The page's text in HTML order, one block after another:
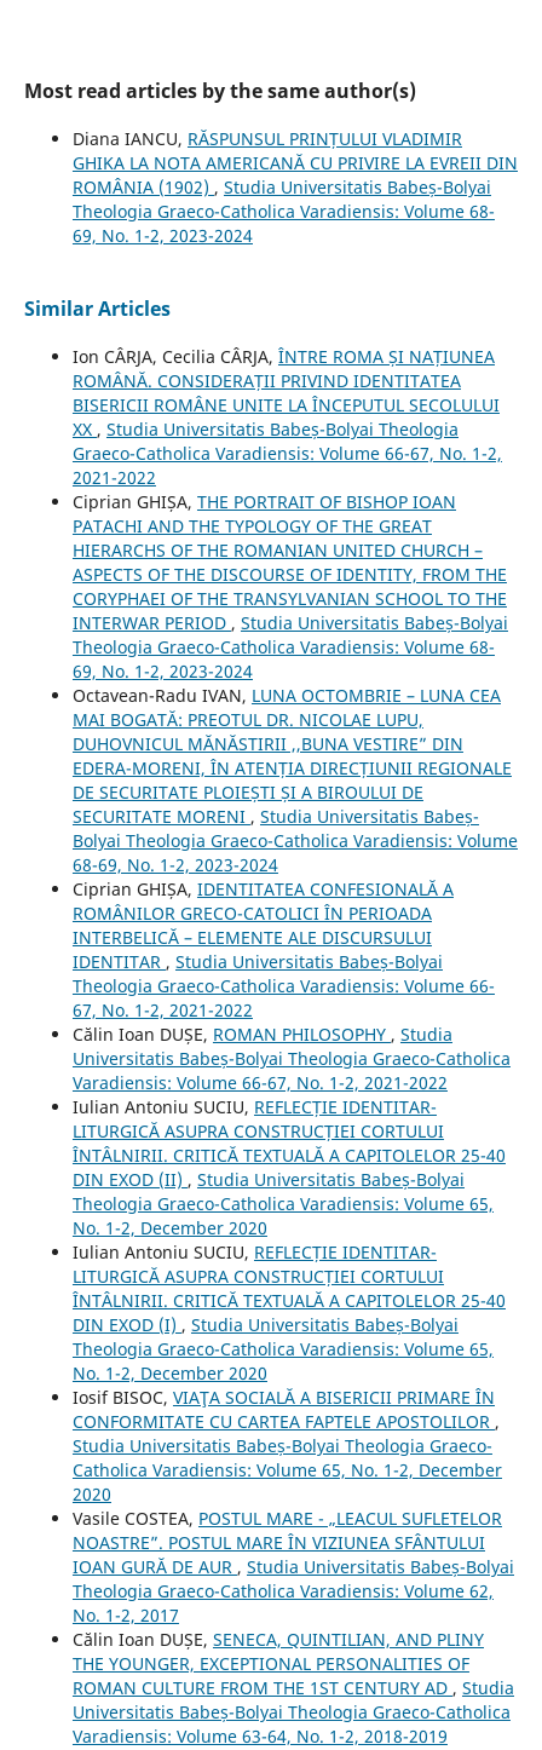
Most read articles by the same author(s)
Diana IANCU, RĂSPUNSUL PRINȚULUI VLADIMIR
GHIKA LA NOTA AMERICANĂ CU PRIVIRE LA EVREII DIN
ROMÂNIA (1902) , Studia Universitatis Babeș-Bolyai
Theologia Graeco-Catholica Varadiensis: Volume 68-
69, No. 1-2, 2023-2024
Similar Articles
Ion CÂRJA, Cecilia CÂRJA, ÎNTRE ROMA ȘI NAȚIUNEA
ROMÂNĂ. CONSIDERAȚII PRIVIND IDENTITATEA
BISERICII ROMÂNE UNITE LA ÎNCEPUTUL SECOLULUI
XX , Studia Universitatis Babeș-Bolyai Theologia
Graeco-Catholica Varadiensis: Volume 66-67, No. 1-2,
2021-2022
Ciprian GHIȘA, THE PORTRAIT OF BISHOP IOAN
PATACHI AND THE TYPOLOGY OF THE GREAT
HIERARCHS OF THE ROMANIAN UNITED CHURCH –
ASPECTS OF THE DISCOURSE OF IDENTITY, FROM THE
CORYPHAEI OF THE TRANSYLVANIAN SCHOOL TO THE
INTERWAR PERIOD , Studia Universitatis Babeș-Bolyai
Theologia Graeco-Catholica Varadiensis: Volume 68-
69, No. 1-2, 2023-2024
Octavean-Radu IVAN, LUNA OCTOMBRIE – LUNA CEA
MAI BOGATĂ: PREOTUL DR. NICOLAE LUPU,
DUHOVNICUL MĂNĂSTIRII ,,BUNA VESTIRE” DIN
EDERA-MORENI, ÎN ATENȚIA DIRECȚIUNII REGIONALE
DE SECURITATE PLOIEȘTI ȘI A BIROULUI DE
SECURITATE MORENI , Studia Universitatis Babeș-
Bolyai Theologia Graeco-Catholica Varadiensis: Volume
68-69, No. 1-2, 2023-2024
Ciprian GHIȘA, IDENTITATEA CONFESIONALĂ A
ROMÂNILOR GRECO-CATOLICI ÎN PERIOADA
INTERBELICĂ – ELEMENTE ALE DISCURSULUI
IDENTITAR , Studia Universitatis Babeș-Bolyai
Theologia Graeco-Catholica Varadiensis: Volume 66-
67, No. 1-2, 2021-2022
Călin Ioan DUȘE, ROMAN PHILOSOPHY , Studia
Universitatis Babeș-Bolyai Theologia Graeco-Catholica
Varadiensis: Volume 66-67, No. 1-2, 2021-2022
Iulian Antoniu SUCIU, REFLECȚIE IDENTITAR-
LITURGICĂ ASUPRA CONSTRUCȚIEI CORTULUI
ÎNTÂLNIRII. CRITICĂ TEXTUALĂ A CAPITOLELOR 25-40
DIN EXOD (II) , Studia Universitatis Babeș-Bolyai
Theologia Graeco-Catholica Varadiensis: Volume 65,
No. 1-2, December 2020
Iulian Antoniu SUCIU, REFLECȚIE IDENTITAR-
LITURGICĂ ASUPRA CONSTRUCȚIEI CORTULUI
ÎNTÂLNIRII. CRITICĂ TEXTUALĂ A CAPITOLELOR 25-40
DIN EXOD (I) , Studia Universitatis Babeș-Bolyai
Theologia Graeco-Catholica Varadiensis: Volume 65,
No. 1-2, December 2020
Iosif BISOC, VIAŢA SOCIALĂ A BISERICII PRIMARE ÎN
CONFORMITATE CU CARTEA FAPTELE APOSTOLILOR ,
Studia Universitatis Babeș-Bolyai Theologia Graeco-
Catholica Varadiensis: Volume 65, No. 1-2, December
2020
Vasile COSTEA, POSTUL MARE - „LEACUL SUFLETELOR
NOASTRE”. POSTUL MARE ÎN VIZIUNEA SFÂNTULUI
IOAN GURĂ DE AUR , Studia Universitatis Babeș-Bolyai
Theologia Graeco-Catholica Varadiensis: Volume 62,
No. 1-2, 2017
Călin Ioan DUȘE, SENECA, QUINTILIAN, AND PLINY
THE YOUNGER, EXCEPTIONAL PERSONALITIES OF
ROMAN CULTURE FROM THE 1ST CENTURY AD , Studia
Universitatis Babeș-Bolyai Theologia Graeco-Catholica
Varadiensis: Volume 63-64, No. 1-2, 2018-2019